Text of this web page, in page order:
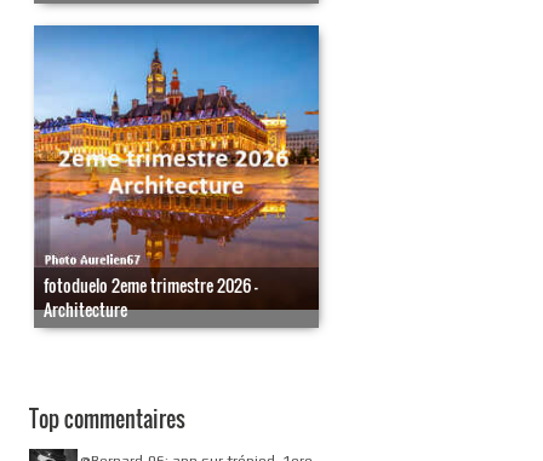
fotoduelo 2eme trimestre 2026 -
Architecture
Top commentaires